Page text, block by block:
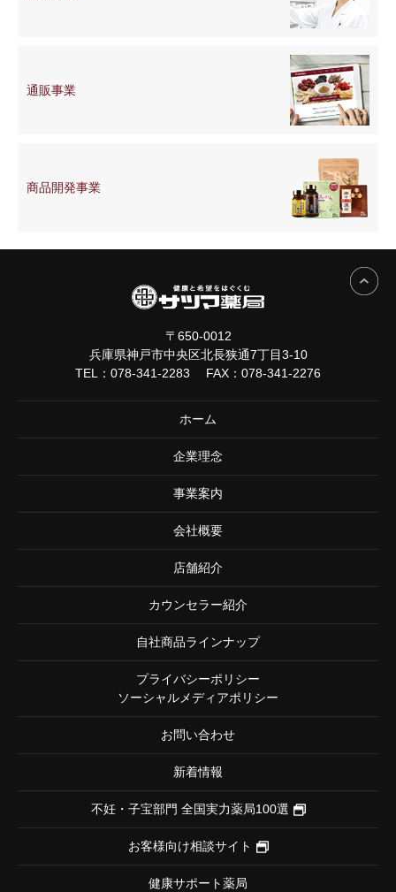
通販事業
商品開発事業
〒650-0012
兵庫県神戸市中央区北長狭通7丁目3-10
TEL： 078-341-2283 FAX：078-341-2276
ホーム
企業理念
事業案内
会社概要
店舗紹介
カウンセラー紹介
自社商品ラインナップ
プライバシーポリシー
ソーシャルメディアポリシー
お問い合わせ
新着情報
不妊・子宝部門 全国実力薬局100選
お客様向け相談サイト
健康サポート薬局